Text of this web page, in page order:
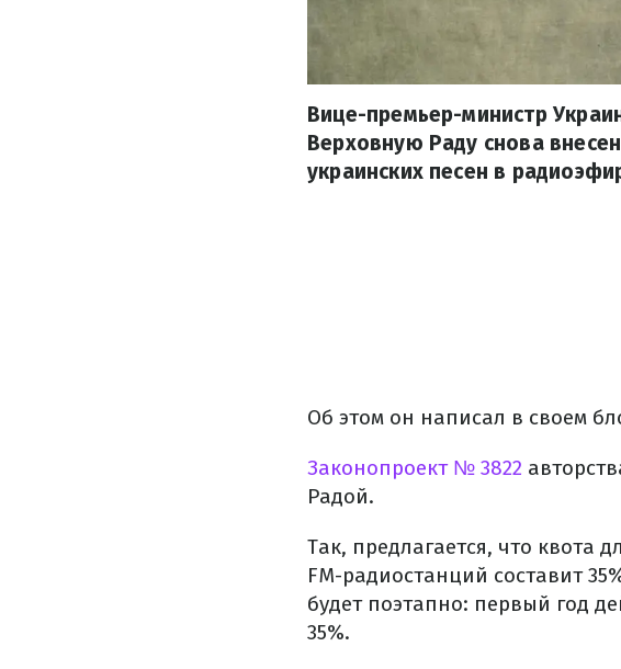
Вице-премьер-министр
Верховную Раду снова
украинских песен в
Об этом он написал в своем
Законопроект № 3822
Радой.
Так, предлагается, что квота
FM-радиостанций составит
будет поэтапно: первый год
35%.